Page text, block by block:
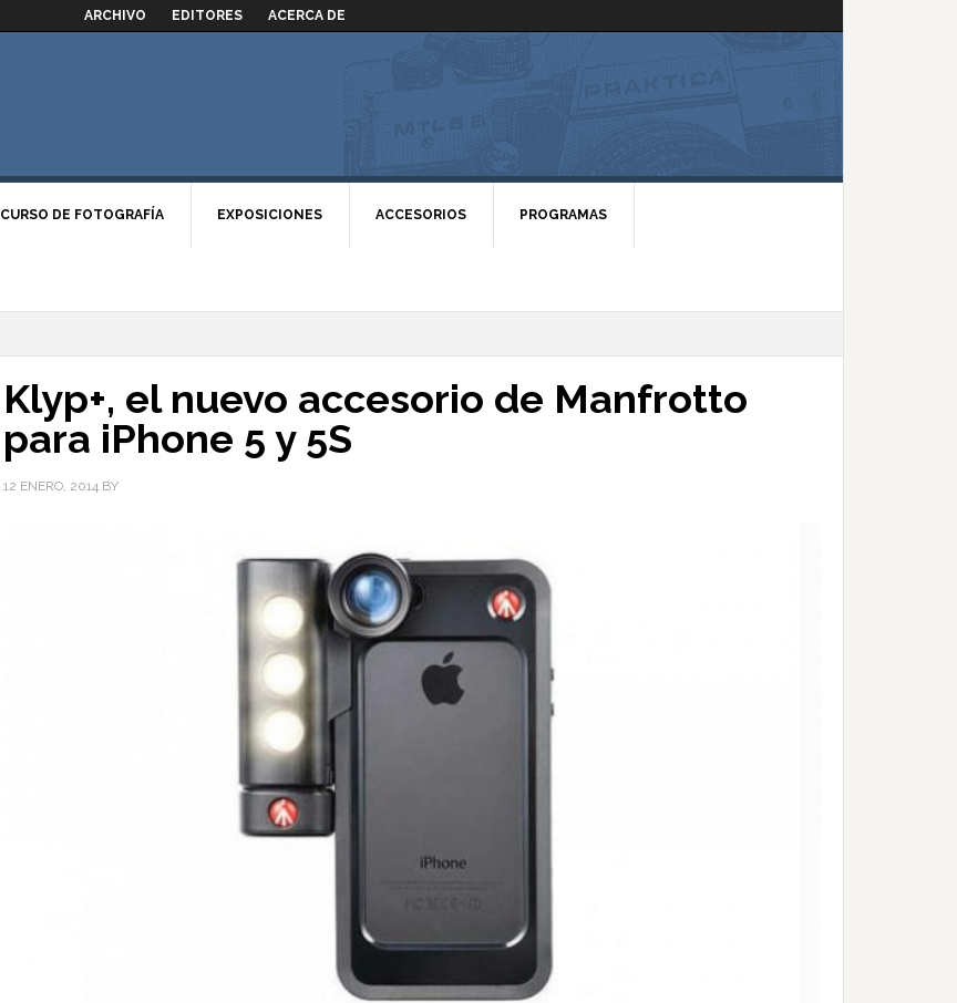
ARCHIVO EDITORES ACERCA DE
CURSO DE FOTOGRAFÍA EXPOSICIONES ACCESORIOS PROGRAMAS
Klyp+, el nuevo accesorio de Manfrotto
para iPhone 5 y 5S
12 ENERO, 2014 BY